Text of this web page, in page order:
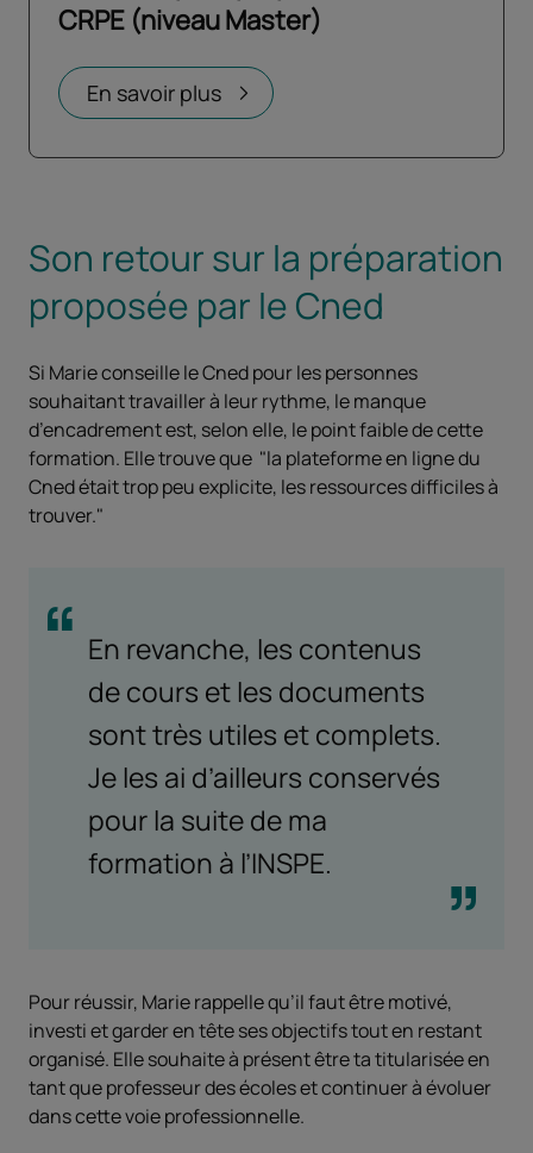
CRPE (niveau Master)
En savoir plus
Ouvrir dans un nouvel onglet
Son retour sur la préparation
proposée par le Cned
Si Marie conseille le Cned pour les personnes
souhaitant travailler à leur rythme, le manque
d’encadrement est, selon elle, le point faible de cette
formation. Elle trouve que "la plateforme en ligne du
Cned était trop peu explicite, les ressources difficiles à
trouver."
En revanche, les contenus
de cours et les documents
sont très utiles et complets.
Je les ai d’ailleurs conservés
pour la suite de ma
formation à l’INSPE.
Pour réussir, Marie rappelle qu’il faut être motivé,
investi et garder en tête ses objectifs tout en restant
organisé. Elle souhaite à présent être ta titularisée en
tant que professeur des écoles et continuer à évoluer
dans cette voie professionnelle.